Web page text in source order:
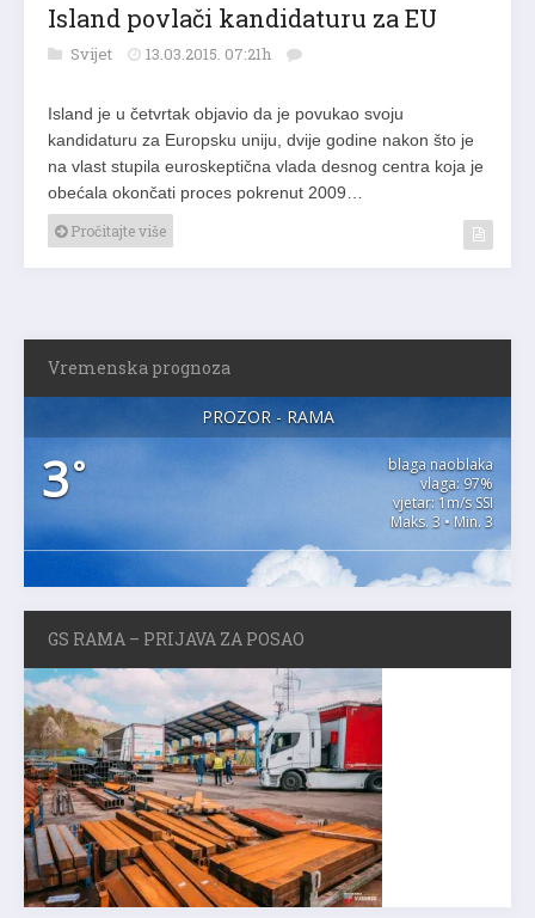
Island povlači kandidaturu za EU
Svijet 13.03.2015. 07:21h
Island je u četvrtak objavio da je povukao svoju
kandidaturu za Europsku uniju, dvije godine nakon što je
na vlast stupila euroskeptična vlada desnog centra koja je
obećala okončati proces pokrenut 2009…
Pročitajte više
Vremenska prognoza
PROZOR - RAMA
3°
blaga naoblaka
vlaga: 97%
vjetar: 1m/s SSI
Maks. 3 • Min. 3
GS RAMA – PRIJAVA ZA POSAO